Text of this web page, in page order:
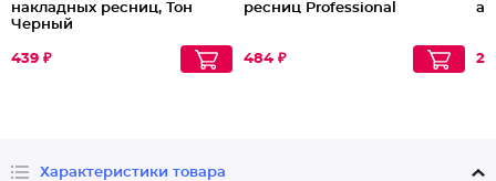
накладных ресниц, Тон
Черный
439 ₽
ресниц Professional
484 ₽
Характеристики товара